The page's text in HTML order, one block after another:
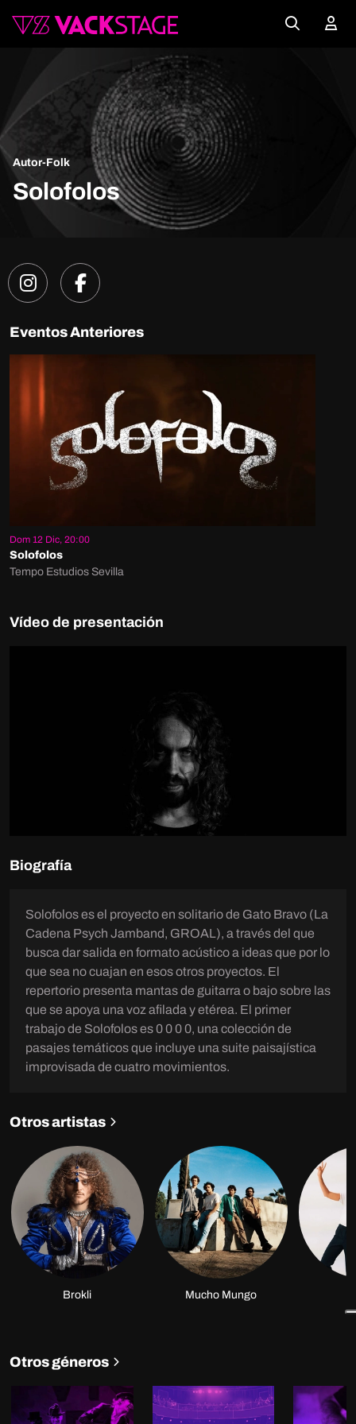
Autor-Folk
Solofolos
Eventos Anteriores
Dom 12 Dic, 20:00
Solofolos
Tempo Estudios Sevilla
Vídeo de presentación
Biografía
Solofolos es el proyecto en solitario de Gato Bravo (La
Cadena Psych Jamband, GROAL), a través del que
busca dar salida en formato acústico a ideas que por lo
que sea no cuajan en esos otros proyectos. El
repertorio presenta mantas de guitarra o bajo sobre las
que se apoya una voz afilada y etérea. El primer
trabajo de Solofolos es 0 0 0 0, una colección de
pasajes temáticos que incluye una suite paisajística
improvisada de cuatro movimientos.
Otros artistas
Brokli Mucho Mungo
Otros géneros